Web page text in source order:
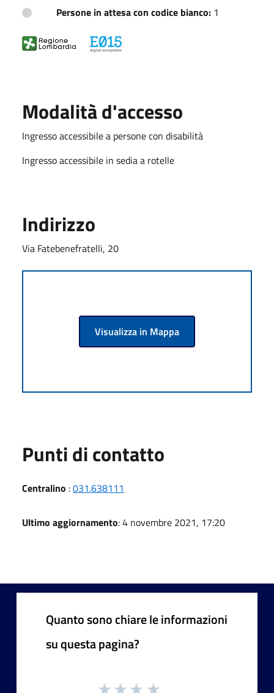
Persone in attesa con codice bianco: 1
Modalità d'accesso
Ingresso accessibile a persone con disabilità
Ingresso accessibile in sedia a rotelle
Indirizzo
Via Fatebenefratelli, 20
Visualizza in Mappa
Punti di contatto
Centralino :031.638111
Ultimo aggiornamento: 4 novembre 2021, 17:20
Quanto sono chiare le informazioni
su questa pagina?